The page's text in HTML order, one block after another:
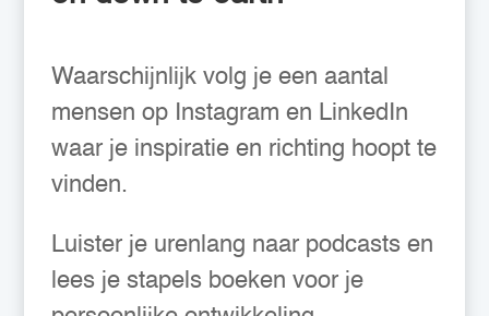
Waarschijnlijk volg je een aantal
mensen op Instagram en LinkedIn
waar je inspiratie en richting hoopt te
vinden.
Luister je urenlang naar podcasts en
lees je stapels boeken voor je